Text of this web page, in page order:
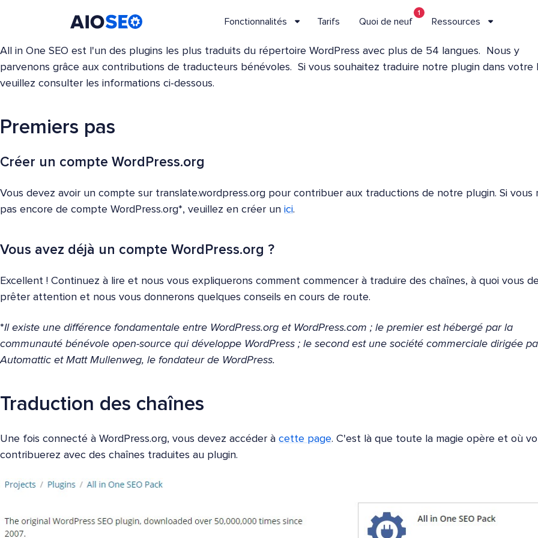
Fonctionnalités Tarifs Quoi de neuf
1
Ressources
All in One SEO est l'un des plugins les plus traduits du répertoire WordPress avec plus de 54 langues. Nous y
parvenons grâce aux contributions de traducteurs bénévoles. Si vous souhaitez traduire notre plugin dans votre
veuillez consulter les informations ci-dessous.
Premiers pas
Créer un compte WordPress.org
Vous devez avoir un compte sur translate.wordpress.org pour contribuer aux traductions de notre plugin. Si vous
pas encore de compte WordPress.org*, veuillez en créer un ici.
Vous avez déjà un compte WordPress.org ?
Excellent ! Continuez à lire et nous vous expliquerons comment commencer à traduire des chaînes, à quoi vous
prêter attention et nous vous donnerons quelques conseils en cours de route.
*Il existe une différence fondamentale entre WordPress.org et WordPress.com ; le premier est hébergé par la
communauté bénévole open-source qui développe WordPress ; le second est une société commerciale dirigée
Automattic et Matt Mullenweg, le fondateur de WordPress.
Traduction des chaînes
Une fois connecté à WordPress.org, vous devez accéder à cette page. C'est là que toute la magie opère et où
contribuerez avec des chaînes traduites au plugin.